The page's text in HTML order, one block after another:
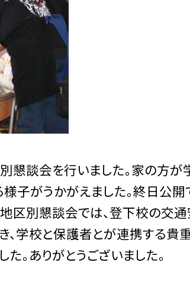
別懇談会を行いました。家の方
様子がうかがえました。終日公
区別懇談会では、登下校の交通
学校と保護者とが連携する貴
。ありがとうございました。